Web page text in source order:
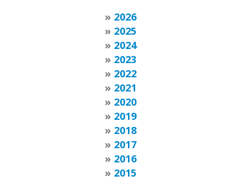
2026
2025
2024
2023
2022
2021
2020
2019
2018
2017
2016
2015